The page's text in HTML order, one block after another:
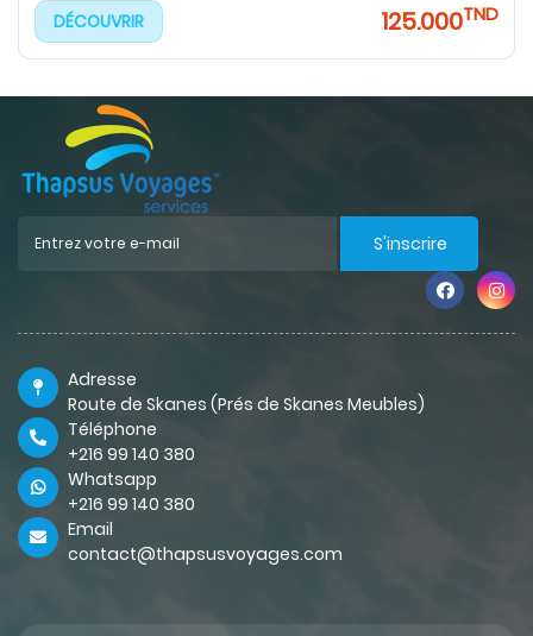
DÉCOUVRIR 125.000TND
S'inscrire
Adresse
Route de Skanes (Prés de Skanes Meubles)
Téléphone
+216 99 140 380
Whatsapp
+216 99 140 380
Email
contact@thapsusvoyages.com